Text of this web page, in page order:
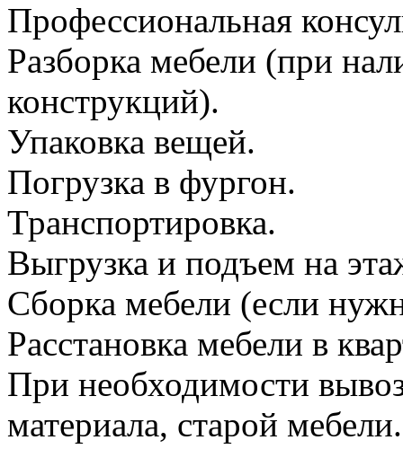
Профессиональная
Разборка мебели (при
конструкций).
Упаковка вещей.
Погрузка в фургон.
Транспортировка.
Выгрузка и подъем на
Сборка мебели (если
Расстановка мебели в
При необходимости
материала, старой мебели.